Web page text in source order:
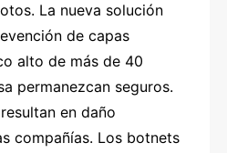
La nueva solución
de capas
alto de más de 40
permanezcan seguros.
en daño
compañías. Los botnets